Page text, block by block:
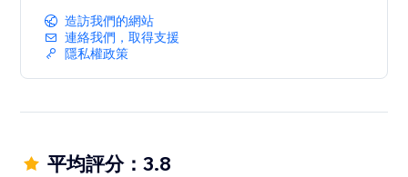
造訪我們的網站
連絡我們，取得支援
隱私權政策
平均評分：3.8